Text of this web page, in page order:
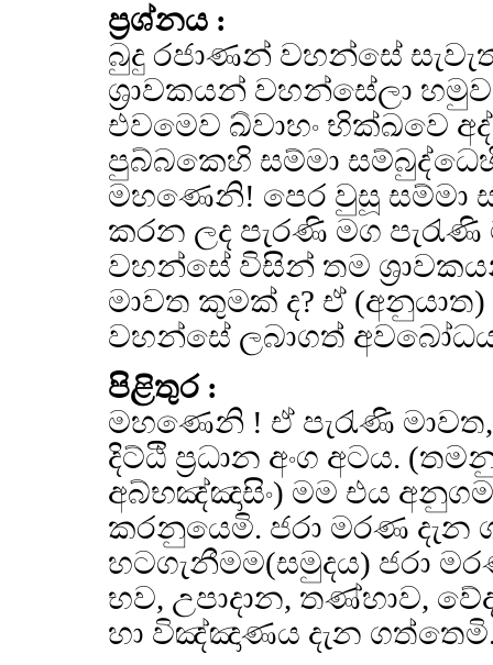
ප්‍රශ්නය :
බුදු රජාණන් වහන්සේ
ශ්‍රාවකයන් වහන්සේලා
එවමෙව ඛ්වාහං භික්ඛවෙ
පුබ්බකෙහි සම්මා සම්බුද්ධෙහි
මහණෙනි! පෙර වුසූ සම්මා
කරන ලද පැරණි මග
වහන්සේ විසින් තම
මාවත කුමක් ද? ඒ
වහන්සේ ලබාගත්
පිළිතුර :
මහණෙනි ! ඒ පැරැණි
දිට්ඨි ප්‍රධාන අංග අටය.
අබ්භඤ්ඤාසිං) මම එය
කරනුයෙමි. ජරා මරණ දැන
හටගැනීමම(සමුදය) ජරා
භව, උපාදාන, තණ්හාව,
හා විඤ්ඤාණය දැන